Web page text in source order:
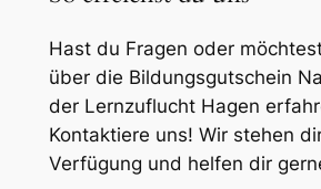
Hast du Fragen oder
über die Bildungsgutschein
der Lernzuflucht Hagen
Kontaktiere uns! Wir stehen
Verfügung und helfen dir